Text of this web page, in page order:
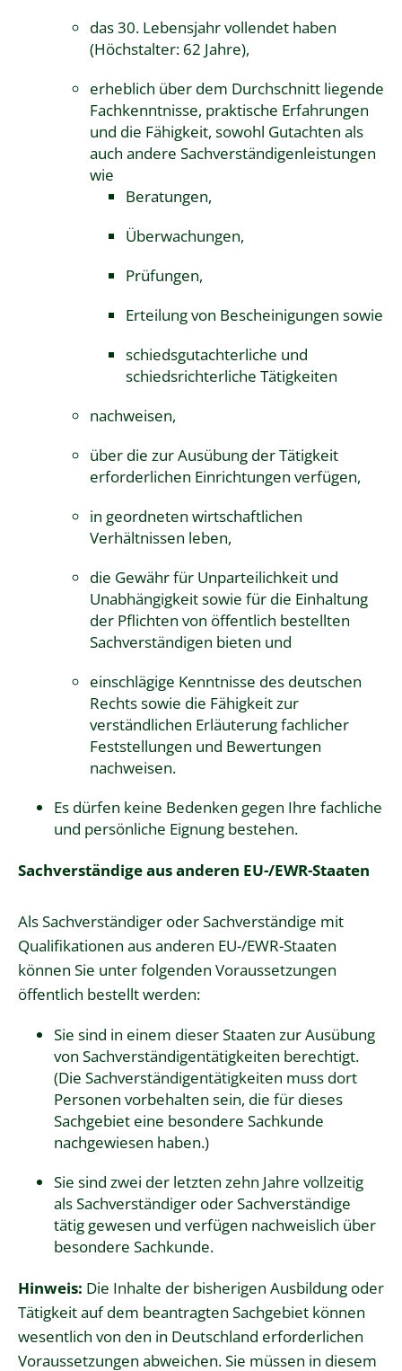
das 30. Lebensjahr vollendet haben
(Höchstalter: 62 Jahre),
erheblich über dem Durchschnitt liegende
Fachkenntnisse, praktische Erfahrungen
und die Fähigkeit, sowohl Gutachten als
auch andere Sachverständigenleistungen
wie
Beratungen,
Überwachungen,
Prüfungen,
Erteilung von Bescheinigungen sowie
schiedsgutachterliche und
schiedsrichterliche Tätigkeiten
nachweisen,
über die zur Ausübung der Tätigkeit
erforderlichen Einrichtungen verfügen,
in geordneten wirtschaftlichen
Verhältnissen leben,
die Gewähr für Unparteilichkeit und
Unabhängigkeit sowie für die Einhaltung
der Pflichten von öffentlich bestellten
Sachverständigen bieten und
einschlägige Kenntnisse des deutschen
Rechts sowie die Fähigkeit zur
verständlichen Erläuterung fachlicher
Feststellungen und Bewertungen
nachweisen.
Es dürfen keine Bedenken gegen Ihre fachliche
und persönliche Eignung bestehen.
Sachverständige aus anderen EU-/EWR-Staaten
Als Sachverständiger oder Sachverständige mit
Qualifikationen aus anderen EU-/EWR-Staaten
können Sie unter folgenden Voraussetzungen
öffentlich bestellt werden:
Sie sind in einem dieser Staaten zur Ausübung
von Sachverständigentätigkeiten berechtigt.
(Die Sachverständigentätigkeiten muss dort
Personen vorbehalten sein, die für dieses
Sachgebiet eine besondere Sachkunde
nachgewiesen haben.)
Sie sind zwei der letzten zehn Jahre vollzeitig
als Sachverständiger oder Sachverständige
tätig gewesen und verfügen nachweislich über
besondere Sachkunde.
Hinweis: Die Inhalte der bisherigen Ausbildung oder
Tätigkeit auf dem beantragten Sachgebiet können
wesentlich von den in Deutschland erforderlichen
Voraussetzungen abweichen. Sie müssen in diesem